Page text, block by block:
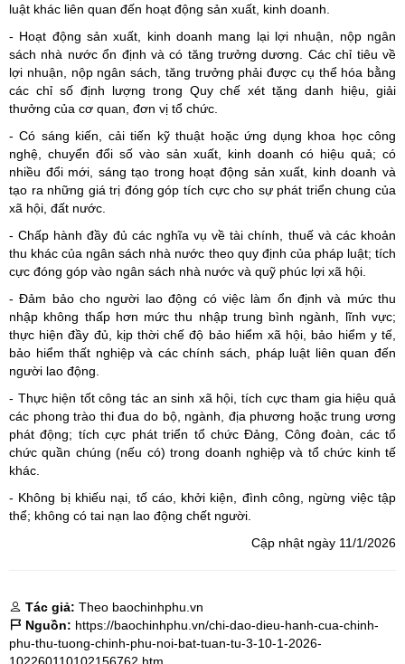
luật khác liên quan đến hoạt động sản xuất, kinh doanh.
- Hoạt động sản xuất, kinh doanh mang lại lợi nhuận, nộp ngân
sách nhà nước ổn định và có tăng trưởng dương. Các chỉ tiêu về
lợi nhuận, nộp ngân sách, tăng trưởng phải được cụ thể hóa bằng
các chỉ số định lượng trong Quy chế xét tặng danh hiệu, giải
thưởng của cơ quan, đơn vị tổ chức.
- Có sáng kiến, cải tiến kỹ thuật hoặc ứng dụng khoa học công
nghệ, chuyển đổi số vào sản xuất, kinh doanh có hiệu quả; có
nhiều đổi mới, sáng tạo trong hoạt động sản xuất, kinh doanh và
tạo ra những giá trị đóng góp tích cực cho sự phát triển chung của
xã hội, đất nước.
- Chấp hành đầy đủ các nghĩa vụ về tài chính, thuế và các khoản
thu khác của ngân sách nhà nước theo quy định của pháp luật; tích
cực đóng góp vào ngân sách nhà nước và quỹ phúc lợi xã hội.
- Đảm bảo cho người lao động có việc làm ổn định và mức thu
nhập không thấp hơn mức thu nhập trung bình ngành, lĩnh vực;
thực hiện đầy đủ, kịp thời chế độ bảo hiểm xã hội, bảo hiểm y tế,
bảo hiểm thất nghiệp và các chính sách, pháp luật liên quan đến
người lao động.
- Thực hiện tốt công tác an sinh xã hội, tích cực tham gia hiệu quả
các phong trào thi đua do bộ, ngành, địa phương hoặc trung ương
phát động; tích cực phát triển tổ chức Đảng, Công đoàn, các tổ
chức quần chúng (nếu có) trong doanh nghiệp và tổ chức kinh tế
khác.
- Không bị khiếu nại, tố cáo, khởi kiện, đình công, ngừng việc tập
thể; không có tai nạn lao động chết người.
Cập nhật ngày 11/1/2026
Tác giả: Theo baochinhphu.vn
Nguồn: https://baochinhphu.vn/chi-dao-dieu-hanh-cua-chinh-
phu-thu-tuong-chinh-phu-noi-bat-tuan-tu-3-10-1-2026-